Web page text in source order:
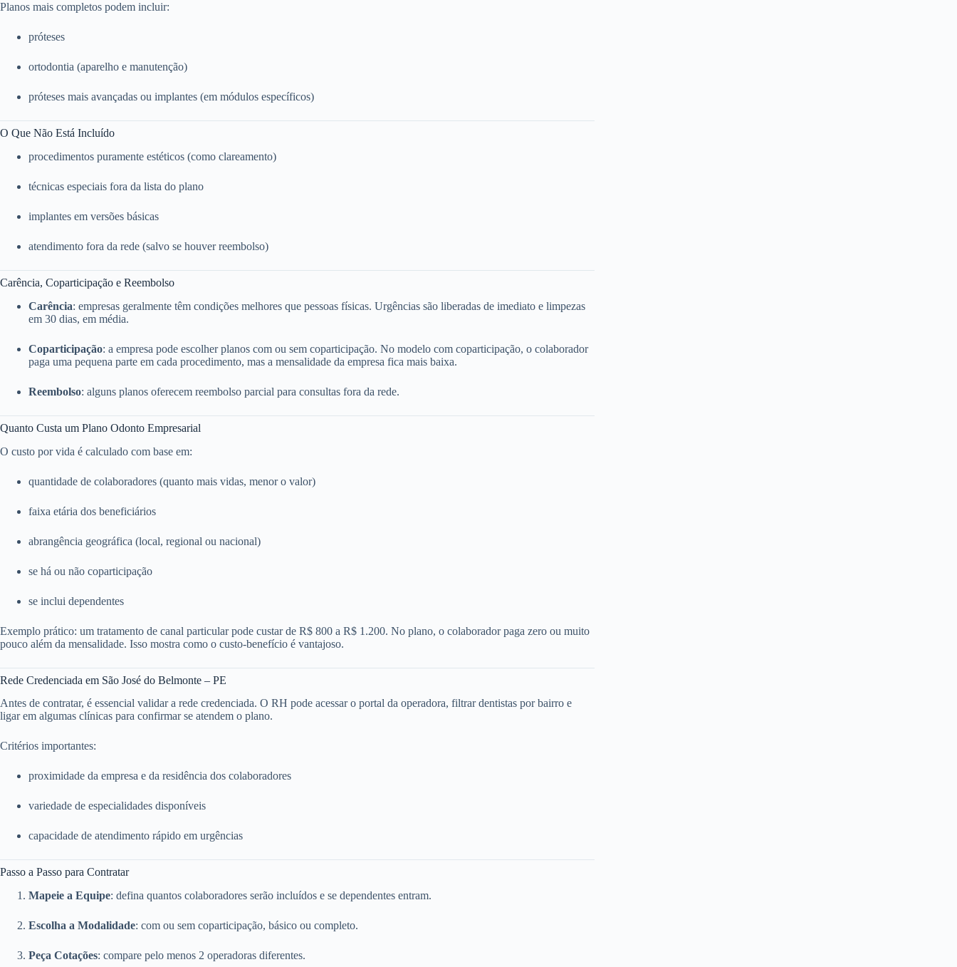
Planos mais completos podem incluir:
próteses
ortodontia (aparelho e manutenção)
próteses mais avançadas ou implantes (em módulos específicos)
O Que Não Está Incluído
procedimentos puramente estéticos (como clareamento)
técnicas especiais fora da lista do plano
implantes em versões básicas
atendimento fora da rede (salvo se houver reembolso)
Carência, Coparticipação e Reembolso
Carência: empresas geralmente têm condições melhores que pessoas físicas. Urgências são liberadas de imediato e limpezas
em 30 dias, em média.
Coparticipação: a empresa pode escolher planos com ou sem coparticipação. No modelo com coparticipação, o colaborador
paga uma pequena parte em cada procedimento, mas a mensalidade da empresa fica mais baixa.
Reembolso: alguns planos oferecem reembolso parcial para consultas fora da rede.
Quanto Custa um Plano Odonto Empresarial
O custo por vida é calculado com base em:
quantidade de colaboradores (quanto mais vidas, menor o valor)
faixa etária dos beneficiários
abrangência geográfica (local, regional ou nacional)
se há ou não coparticipação
se inclui dependentes
Exemplo prático: um tratamento de canal particular pode custar de R$ 800 a R$ 1.200. No plano, o colaborador paga zero ou muito
pouco além da mensalidade. Isso mostra como o custo-benefício é vantajoso.
Rede Credenciada em São José do Belmonte – PE
Antes de contratar, é essencial validar a rede credenciada. O RH pode acessar o portal da operadora, filtrar dentistas por bairro e
ligar em algumas clínicas para confirmar se atendem o plano.
Critérios importantes:
proximidade da empresa e da residência dos colaboradores
variedade de especialidades disponíveis
capacidade de atendimento rápido em urgências
Passo a Passo para Contratar
Mapeie a Equipe: defina quantos colaboradores serão incluídos e se dependentes entram.
Escolha a Modalidade: com ou sem coparticipação, básico ou completo.
Peça Cotações: compare pelo menos 2 operadoras diferentes.